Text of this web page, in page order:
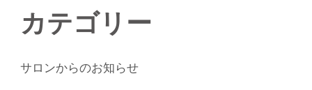
カテゴリー
サロンからのお知らせ